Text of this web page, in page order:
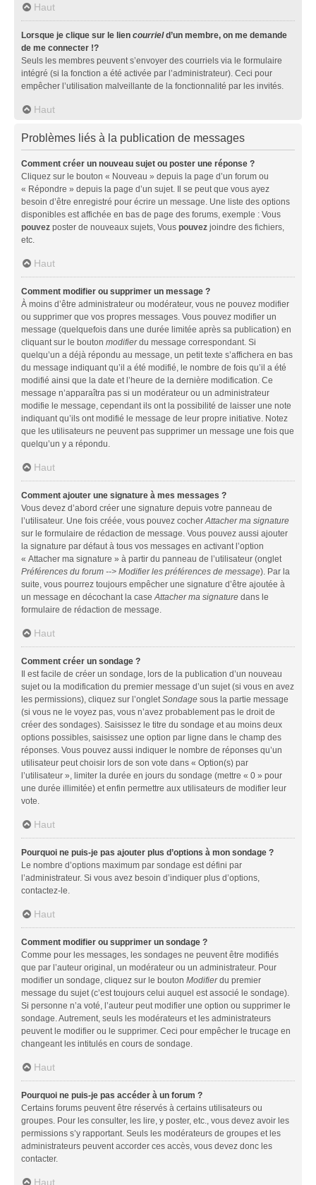
Haut
Lorsque je clique sur le lien courrield’un membre, on me demande
de me connecter !?
Seuls les membres peuvent s’envoyer des courriels via le formulaire
intégré (si la fonction a été activée par l’administrateur). Ceci pour
empêcher l’utilisation malveillante de la fonctionnalité par les invités.
Haut
Problèmes liés à la publication de messages
Comment créer un nouveau sujet ou poster une réponse ?
Cliquez sur le bouton « Nouveau » depuis la page d’un forum ou
« Répondre » depuis la page d’un sujet. Il se peut que vous ayez
besoin d’être enregistré pour écrire un message. Une liste des options
disponibles est affichée en bas de page des forums, exemple : Vous
pouvez poster de nouveaux sujets, Vous pouvez joindre des fichiers,
etc.
Haut
Comment modifier ou supprimer un message ?
À moins d’être administrateur ou modérateur, vous ne pouvez modifier
ou supprimer que vos propres messages. Vous pouvez modifier un
message (quelquefois dans une durée limitée après sa publication) en
cliquant sur le bouton modifierdu message correspondant. Si
quelqu’un a déjà répondu au message, un petit texte s’affichera en bas
du message indiquant qu’il a été modifié, le nombre de fois qu’il a été
modifié ainsi que la date et l’heure de la dernière modification. Ce
message n’apparaîtra pas si un modérateur ou un administrateur
modifie le message, cependant ils ont la possibilité de laisser une note
indiquant qu’ils ont modifié le message de leur propre initiative. Notez
que les utilisateurs ne peuvent pas supprimer un message une fois que
quelqu’un y a répondu.
Haut
Comment ajouter une signature à mes messages ?
Vous devez d’abord créer une signature depuis votre panneau de
l’utilisateur. Une fois créée, vous pouvez cocherAttacher ma signature
sur le formulaire de rédaction de message. Vous pouvez aussi ajouter
la signature par défaut à tous vos messages en activant l’option
« Attacher ma signature » à partir du panneau de l’utilisateur (onglet
Préférences du forum --> Modifier les préférences de message). Par la
suite, vous pourrez toujours empêcher une signature d’être ajoutée à
un message en décochant la caseAttacher ma signature dans le
formulaire de rédaction de message.
Haut
Comment créer un sondage ?
Il est facile de créer un sondage, lors de la publication d’un nouveau
sujet ou la modification du premier message d’un sujet (si vous en avez
les permissions), cliquez sur l’ongletSondage sous la partie message
(si vous ne le voyez pas, vous n’avez probablement pas le droit de
créer des sondages). Saisissez le titre du sondage et au moins deux
options possibles, saisissez une option par ligne dans le champ des
réponses. Vous pouvez aussi indiquer le nombre de réponses qu’un
utilisateur peut choisir lors de son vote dans « Option(s) par
l’utilisateur », limiter la durée en jours du sondage (mettre « 0 » pour
une durée illimitée) et enfin permettre aux utilisateurs de modifier leur
vote.
Haut
Pourquoi ne puis-je pas ajouter plus d’options à mon sondage ?
Le nombre d’options maximum par sondage est défini par
l’administrateur. Si vous avez besoin d’indiquer plus d’options,
contactez-le.
Haut
Comment modifier ou supprimer un sondage ?
Comme pour les messages, les sondages ne peuvent être modifiés
que par l’auteur original, un modérateur ou un administrateur. Pour
modifier un sondage, cliquez sur le bouton Modifierdu premier
message du sujet (c’est toujours celui auquel est associé le sondage).
Si personne n’a voté, l’auteur peut modifier une option ou supprimer le
sondage. Autrement, seuls les modérateurs et les administrateurs
peuvent le modifier ou le supprimer. Ceci pour empêcher le trucage en
changeant les intitulés en cours de sondage.
Haut
Pourquoi ne puis-je pas accéder à un forum ?
Certains forums peuvent être réservés à certains utilisateurs ou
groupes. Pour les consulter, les lire, y poster, etc., vous devez avoir les
permissions s’y rapportant. Seuls les modérateurs de groupes et les
administrateurs peuvent accorder ces accès, vous devez donc les
contacter.
Haut